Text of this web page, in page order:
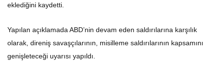
eklediğini kaydetti.
Yapılan açıklamada ABD’nin devam eden saldırılarına karşılık
olarak, direniş savaşçılarının, misilleme saldırılarının kapsamını
genişleteceği uyarısı yapıldı.